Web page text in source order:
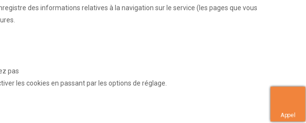
des informations relatives à la navigation sur le service (les pages que vous
pas
les cookies en passant par les options de réglage.
Appel